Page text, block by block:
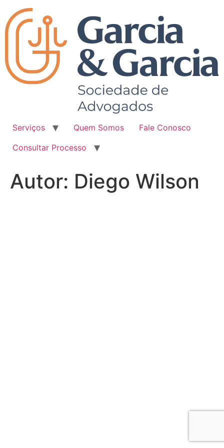
para
conteúdo
Serviços Quem Somos
Fale Conosco
Consultar Processo
Autor: Diego Wilson